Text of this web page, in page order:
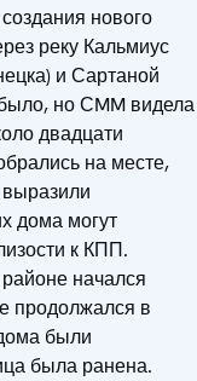
нового
реку Кальмиус
и Сартаной
но СMM видела
двадцати
на месте,
дома могут
к КПП.
начался
продолжался в
были
была ранена.